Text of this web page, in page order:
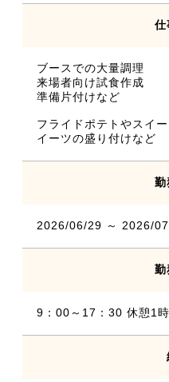
仕
ブースでの大量調理
来場者向け試食作成
準備片付けなど
フライドポテトやスイ
イーツの盛り付けなど
勤
2026/06/29 ～ 2026/
勤
9：00～17：30 休憩1